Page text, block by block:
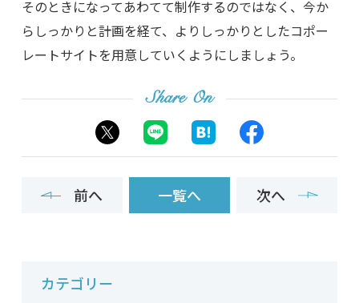
そのときになってあわてて制作するのではなく、今か
らしっかりと計画を経て、よりしっかりとしたコポー
レートサイトを用意していくようにしましょう。
Share On
前へ 一覧へ 次へ
カテゴリー